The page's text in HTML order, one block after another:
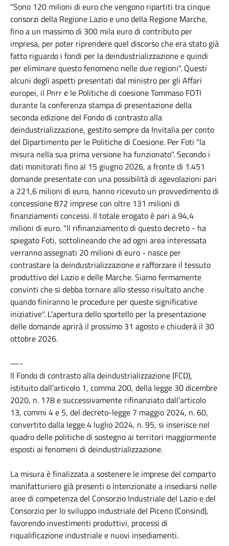
"Sono 120 milioni di euro che vengono ripartiti tra cinque
consorzi della Regione Lazio e uno della Regione Marche,
fino a un massimo di 300 mila euro di contributo per
impresa, per poter riprendere quel discorso che era stato già
fatto riguardo i fondi per la deindustrializzazione e quindi
per eliminare questo fenomeno nelle due regioni". Questi
alcuni degli aspetti presentati dal ministro per gli Affari
europei, il Pnrre le Politiche di coesione Tommaso FOTI
durante la conferenza stampa di presentazione della
seconda edizione del Fondo di contrasto alla
deindustrializzazione, gestito sempre da Invitalia per conto
del Dipartimento per le Politiche di Coesione. Per Foti "la
misura nella sua prima versione ha funzionato". Secondo i
dati monitorati fino al 15 giugno 2026, a fronte di 1.451
domande presentate con una possibilità di agevolazioni pari
a 221,6 milioni di euro, hanno ricevuto un provvedimento di
concessione 872 imprese con oltre 131 milioni di
finanziamenti concessi. Il totale erogato è pari a 94,4
milioni di euro. "Il rifinanziamento di questo decreto - ha
spiegato Foti, sottolineando che ad ogni area interessata
verranno assegnati 20 milioni di euro - nasce per
contrastare la deindustrializzazione e rafforzare il tessuto
produttivo del Lazio e delle Marche. Siamo fermamente
convinti che si debba tornare allo stesso risultato anche
quando finiranno le procedure per queste significative
iniziative". L'apertura dello sportello per la presentazione
delle domande aprirà il prossimo 31 agosto e chiuderà il 30
ottobre 2026.
—-
Il Fondo di contrasto alla deindustrializzazione (FCD),
istituito dall’articolo 1, comma 200, della legge 30 dicembre
2020, n. 178 e successivamente rifinanziato dall’articolo
13, commi 4 e 5, del decreto-legge 7 maggio 2024, n. 60,
convertito dalla legge 4 luglio 2024, n. 95, si inserisce nel
quadro delle politiche di sostegno ai territori maggiormente
esposti ai fenomeni di deindustrializzazione.
La misura è finalizzata a sostenere le imprese del comparto
manifatturiero già presenti o intenzionate a insediarsi nelle
aree di competenza del Consorzio Industriale del Lazio e del
Consorzio per lo sviluppo industriale del Piceno (Consind),
favorendo investimenti produttivi, processi di
riqualificazione industriale e nuovi insediamenti.